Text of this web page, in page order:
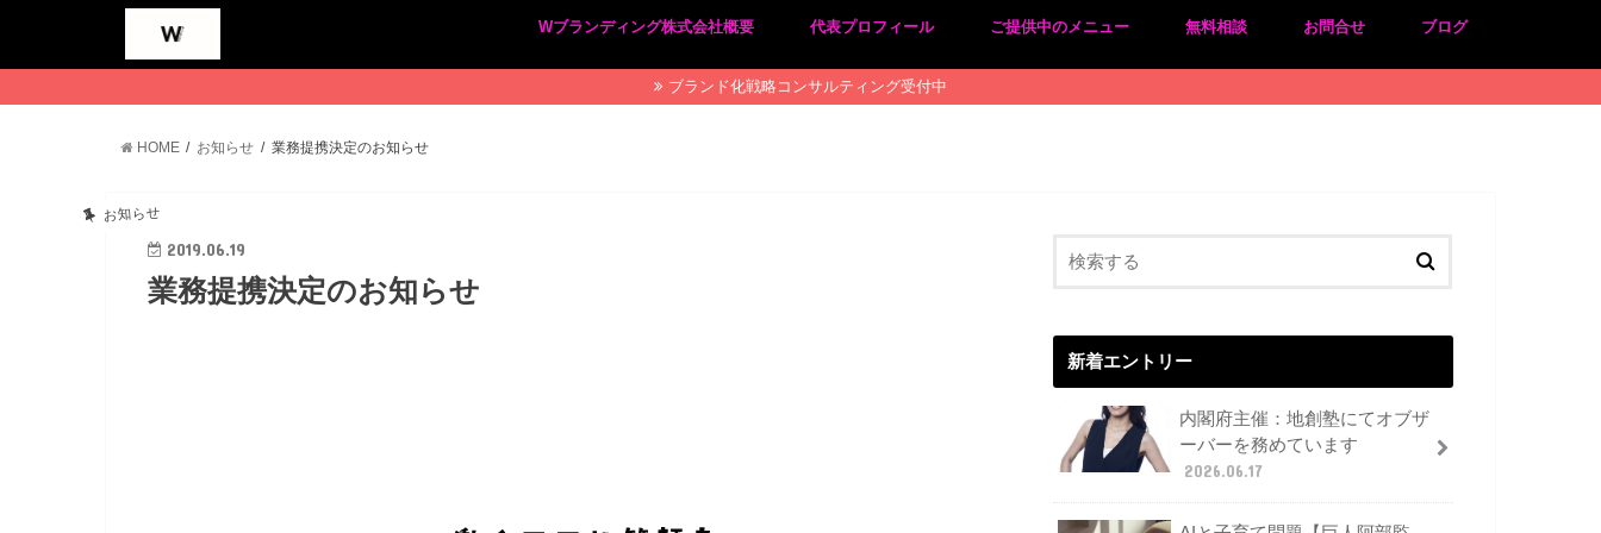
Wブランディング株式会社概要
プライバシーポリシー
特定商取引法に基づく表記
代表プロフィール ご提供中のメニュー 無料相談 お問合せ ブログ
ブランド化戦略コンサルティング受付中
HOME お知らせ 業務提携決定のお知らせ
お知らせ
2019.06.19
業務提携決定のお知らせ
新着エントリー
内閣府主催：地創塾にてオブザ
ーバーを務めています
2026.06.17